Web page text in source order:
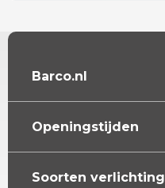
Barco.nl
Openingstijden
Soorten verlichting